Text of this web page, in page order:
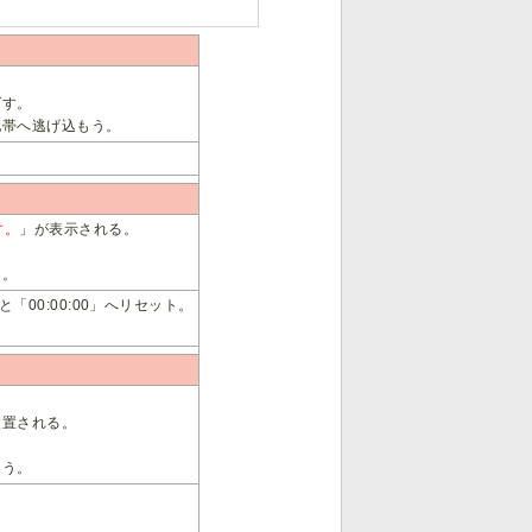
。
へ逃げ込もう。
」が表示される。
「00:00:00」へリセット。
される。
。